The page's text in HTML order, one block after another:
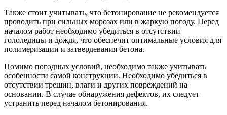
Также стоит учитывать, что бетонирование не рекомендуется
проводить при сильных морозах или в жаркую погоду. Перед
началом работ необходимо убедиться в отсутствии
гололедицы и дождя, что обеспечит оптимальные условия для
полимеризации и затвердевания бетона.
Помимо погодных условий, необходимо также учитывать
особенности самой конструкции. Необходимо убедиться в
отсутствии трещин, влаги и других повреждений на
основании. В случае обнаружения дефектов, их следует
устранить перед началом бетонирования.